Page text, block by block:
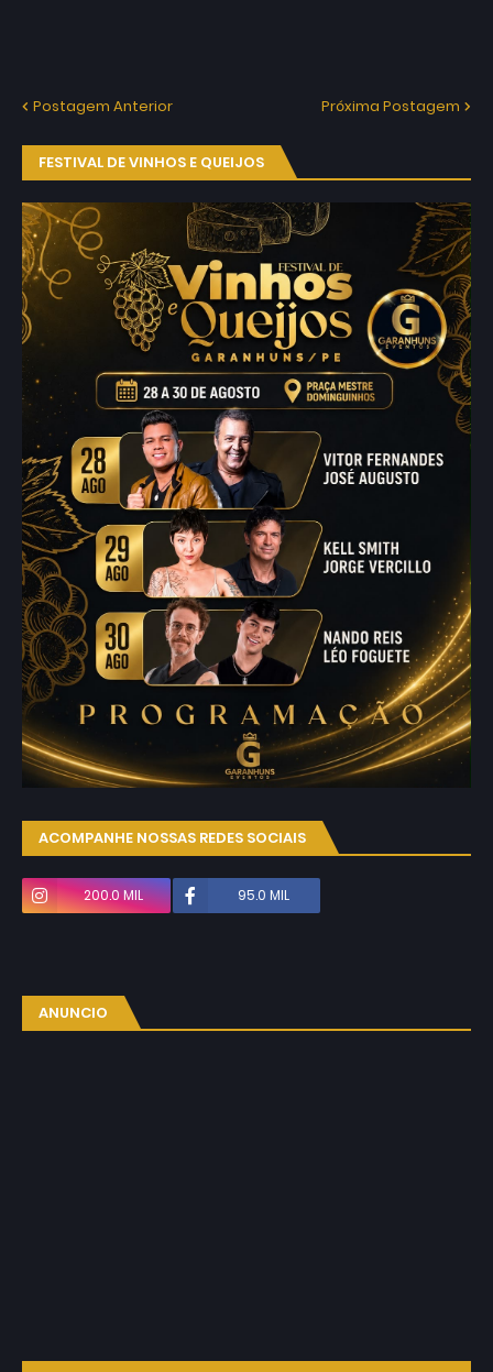
Postagem Anterior Próxima Postagem
FESTIVAL DE VINHOS E QUEIJOS
ACOMPANHE NOSSAS REDES SOCIAIS
200.0 MIL 95.0 MIL
ANUNCIO